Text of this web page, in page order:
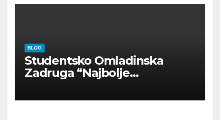
BLOG
Studentsko Omladinska
Zadruga “Najbolje